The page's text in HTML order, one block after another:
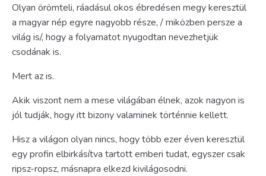
Olyan örömteli, ráadásul okos ébredésen megy keresztül
a magyar nép egyre nagyobb része, / miközben persze a
világ is/, hogy a folyamatot nyugodtan nevezhetjük
csodának is.
Mert az is.
Akik viszont nem a mese világában élnek, azok nagyon is
jól tudják, hogy itt bizony valaminek történnie kellett.
Hisz a világon olyan nincs, hogy több ezer éven keresztül
egy profin elbirkásítva tartott emberi tudat, egyszer csak
ripsz-ropsz, másnapra elkezd kivilágosodni.